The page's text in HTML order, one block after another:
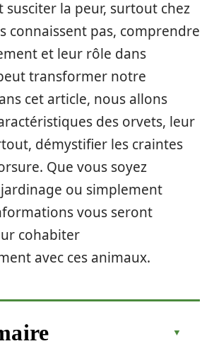
susciter la peur, surtout chez
connaissent pas, comprendre
et leur rôle dans
transformer notre
cet article, nous allons
des orvets, leur
démystifier les craintes
Que vous soyez
ou simplement
vous seront
cohabiter
avec ces animaux.